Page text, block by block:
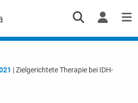
| Zielgerichtete Therapie bei IDH-